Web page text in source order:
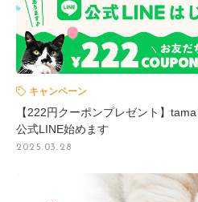
キャンペーン
【222円クーポンプレゼント】
公式LINE始めます
2025.03.28